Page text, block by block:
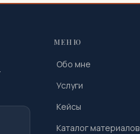
МЕНЮ
Обо мне
Услуги
Кейсы
Каталог материалов